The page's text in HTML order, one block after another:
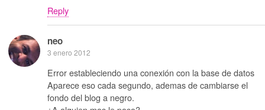
Reply
neo
3 enero 2012
Error estableciendo una conexión con la base de datos
Aparece eso cada segundo, ademas de cambiarse el
fondo del blog a negro.